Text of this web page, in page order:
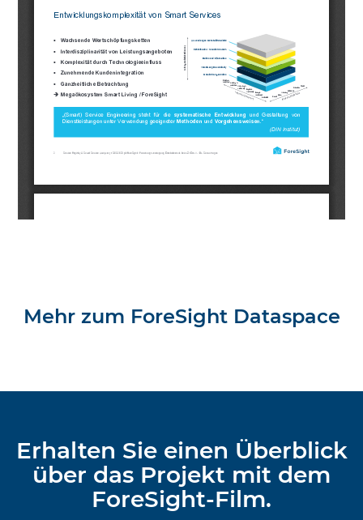
Mehr zum ForeSight Dataspace
Erhalten Sie einen Überblick
über das Projekt mit dem
ForeSight-Film.